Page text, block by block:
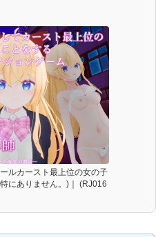
ルカースト最上位の女の子
にありません。)｜ (RJ016